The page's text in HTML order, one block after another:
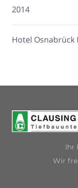
2014
Hotel Osnabrück
Ihr
Wir